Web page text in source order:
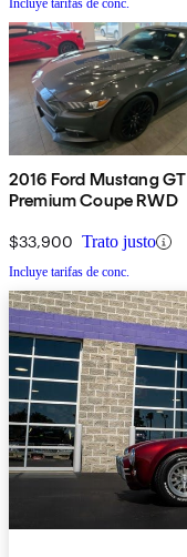
Incluye tarifas de conc.
2016 Ford Mustang GT
Premium Coupe RWD
$33,900 Trato justo
Incluye tarifas de conc.